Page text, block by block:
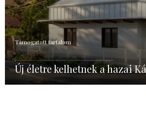
Támogatott tartalom
Új életre kelhetnek a hazai